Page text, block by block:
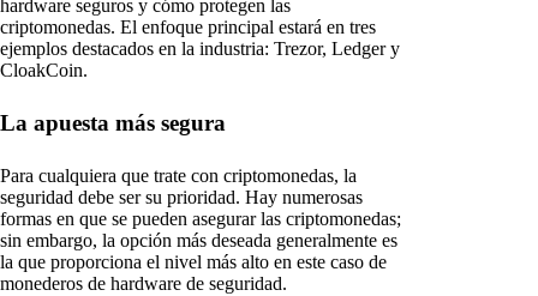
hardware seguros y cómo protegen las
criptomonedas. El enfoque principal estará en tres
ejemplos destacados en la industria: Trezor, Ledger y
CloakCoin.
La apuesta más segura
Para cualquiera que trate con criptomonedas, la
seguridad debe ser su prioridad. Hay numerosas
formas en que se pueden asegurar las criptomonedas;
sin embargo, la opción más deseada generalmente es
la que proporciona el nivel más alto en este caso de
monederos de hardware de seguridad.